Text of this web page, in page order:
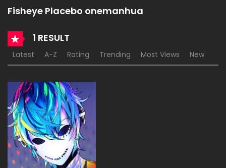
Fisheye Placebo onemanhua
1 RESULT
Latest A-Z Rating Trending Most Views New